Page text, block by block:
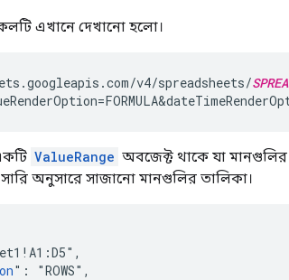
এখানে দেখানো হলো।
v4/spreadsheets/
ValueRange অবজেক্ট থাকে যা মানগুলির
অনুসারে সাজানো মানগুলির তালিকা।
": "ROWS",